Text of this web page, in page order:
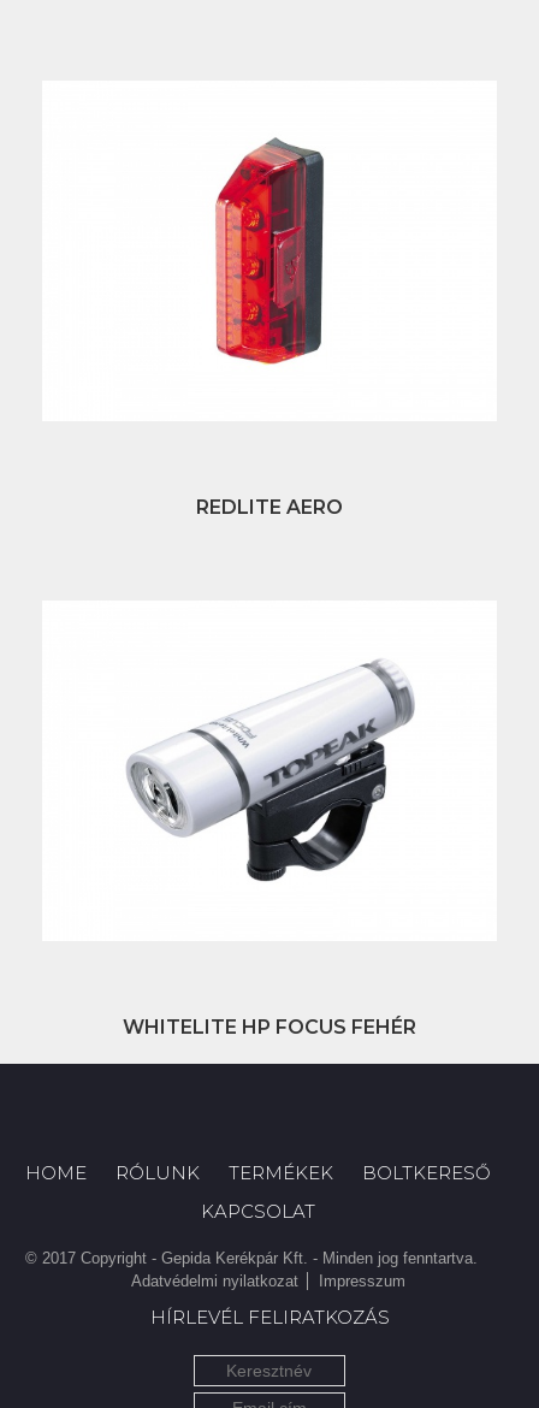
REDLITE AERO
WHITELITE HP FOCUS FEHÉR
HOME RÓLUNK TERMÉKEK
BOLTKERESŐ
KAPCSOLAT
© 2017 Copyright - Gepida Kerékpár Kft. - Minden jog fenntartva.
Adatvédelmi nyilatkozat
Impresszum
HÍRLEVÉL FELIRATKOZÁS